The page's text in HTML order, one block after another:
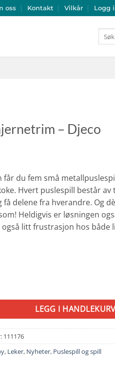
oss Kontakt Vilkår Logg
etter:
– Djeco
får du fem små
Hvert puslespill består
få delene fra hverandre. Og
Heldigvis er løsningen
også litt frustrasjon hos både
- Djeco antall
LEGG I
111176
, Leker, Nyheter, Puslespill og spill